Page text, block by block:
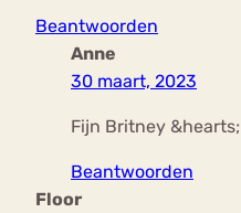
Beantwoorden
Anne
30 maart, 2023
Fijn Britney &hearts;
Beantwoorden
Floor